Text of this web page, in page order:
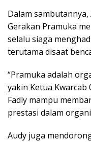
Dalam
Gerakan Pramuka
selalu siaga
terutama disaat
“Pramuka adalah
yakin Ketua Kwarcab
Fadly mampu
prestasi dalam
Audy juga